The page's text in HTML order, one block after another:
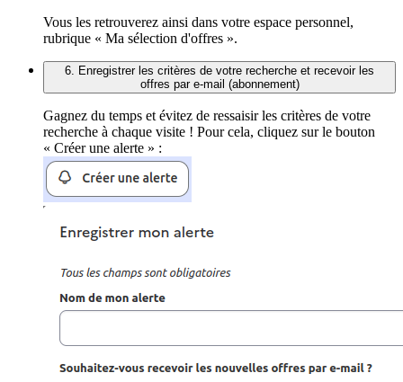
Vous les retrouverez ainsi dans votre espace personnel,
rubrique « Ma sélection d'offres ».
6. Enregistrer les critères de votre recherche et recevoir les
offres par e-mail (abonnement)
Gagnez du temps et évitez de ressaisir les critères de votre
recherche à chaque visite ! Pour cela, cliquez sur le bouton
« Créer une alerte » :